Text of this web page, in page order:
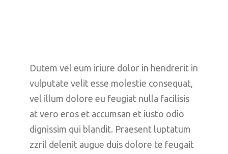
Dutem vel eum iriure dolor in hendrerit in
vulputate velit esse molestie consequat,
vel illum dolore eu feugiat nulla facilisis
at vero eros et accumsan et iusto odio
dignissim qui blandit. Praesent luptatum
zzril delenit augue duis dolore te feugait